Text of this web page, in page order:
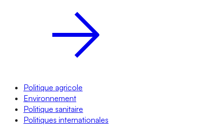
Politique agricole
Environnement
Politique sanitaire
Politiques internationales